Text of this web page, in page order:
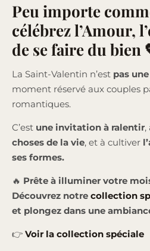
Peu importe
célébrez l’Amour,
de se faire du bien
La Saint-Valentin n’est pas
moment réservé aux couples
romantiques.
C’est une invitation à ralentir,
choses de la vie, et à cultiver
ses formes.
🔥 Prête à illuminer votre
Découvrez notre collection
et plongez dans une
👉 Voir la collection spéciale